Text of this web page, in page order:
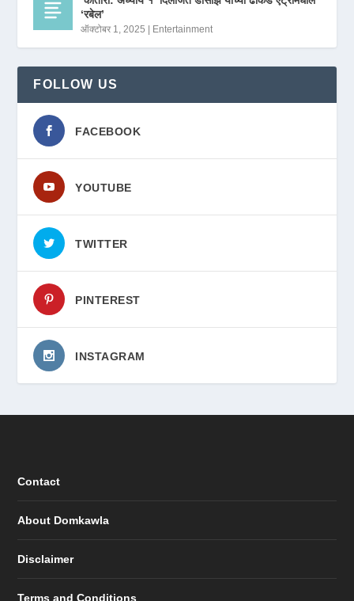
‘रबेल’
ऑक्टोबर 1, 2025 | Entertainment
FOLLOW US
FACEBOOK
YOUTUBE
TWITTER
PINTEREST
INSTAGRAM
Contact
About Domkawla
Disclaimer
Terms and Conditions